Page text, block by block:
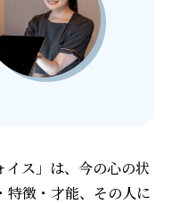
イス」は、今の心の状
特徴・才能、その人に